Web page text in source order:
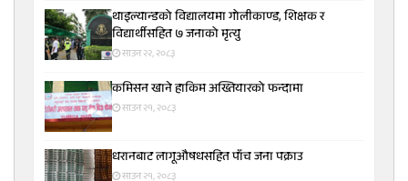
थाइल्यान्डको विद्यालयमा गोलीकाण्ड, शिक्षक र
विद्यार्थीसहित ७ जनाको मृत्यु
साउन २२, २०८३
कमिसन खाने हाकिम अख्तियारको फन्दामा
साउन २१, २०८३
धरानबाट लागूऔषधसहित पाँच जना पक्राउ